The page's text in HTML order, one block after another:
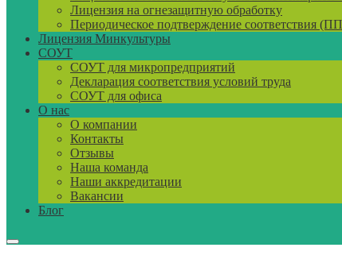
Лицензия на огнезащитную обработку
Периодическое подтверждение соответствия
Лицензия Минкультуры
СОУТ
СОУТ для микропредприятий
Декларация соответствия условий труда
СОУТ для офиса
О нас
О компании
Контакты
Отзывы
Наша команда
Наши аккредитации
Вакансии
Блог